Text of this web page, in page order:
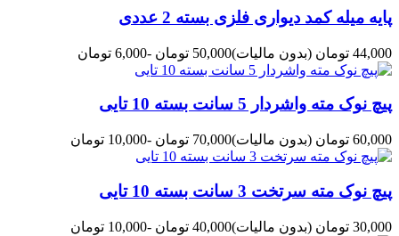
پایه میله کمد دیواری فلزی بسته 2 عددی
44,000 تومان (بدون مالیات)50,000 تومان -6,000 تومان
پیچ نوک مته واشردار 5 سانت بسته 10 تایی
60,000 تومان (بدون مالیات)70,000 تومان -10,000 تومان
پیچ نوک مته سرتخت 3 سانت بسته 10 تایی
30,000 تومان (بدون مالیات)40,000 تومان -10,000 تومان